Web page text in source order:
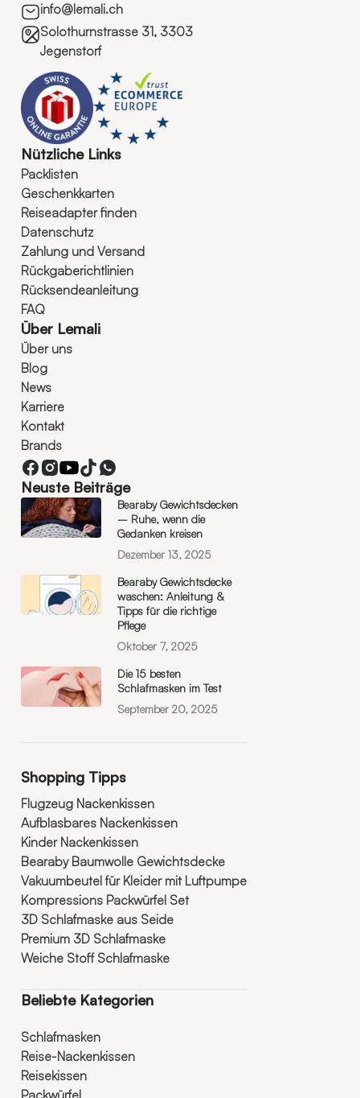
info@lemali.ch
Solothurnstrasse 31, 3303
Jegenstorf
Nützliche Links
Packlisten
Geschenkkarten
Reiseadapter finden
Datenschutz
Zahlung und Versand
Rückgaberichtlinien
Rücksendeanleitung
FAQ
Über Lemali
Über uns
Blog
News
Karriere
Kontakt
Brands
Neuste Beiträge
Bearaby Gewichtsdecken
– Ruhe, wenn die
Gedanken kreisen
Dezember 13, 2025
Bearaby Gewichtsdecke
waschen: Anleitung &
Tipps für die richtige
Pflege
Oktober 7, 2025
Die 15 besten
Schlafmasken im Test
September 20, 2025
Shopping Tipps
Flugzeug Nackenkissen
Aufblasbares Nackenkissen
Kinder Nackenkissen
Bearaby Baumwolle Gewichtsdecke
Vakuumbeutel für Kleider mit Luftpumpe
Kompressions Packwürfel Set
3D Schlafmaske aus Seide
Premium 3D Schlafmaske
Weiche Stoff Schlafmaske
Beliebte Kategorien
Schlafmasken
Reise-Nackenkissen
Reisekissen